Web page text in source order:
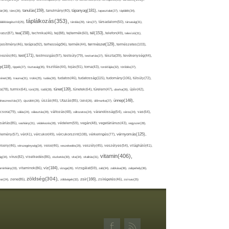
tánc(26), tanulás(159), tanulmány(40), tápanyag(181), tapasztalat(27), táplálék(34),
táplálkozás(353), tárolás(29), társ(27), társadalom(50), társaság(31),
tea(158), technika(46), tej(88), tejtermék(60), tél(153), telefon(49), televízió(31),
terápia(92), terhesség(96), termék(44), természet(129), természetes(103),
test(171), testmozgás(97), testsúly(79), testtartás(27), tészta(39), tevékenység(44),
tippek(27), tisztaság(35), tisztítás(44), tojás(91), torna(43), torokfájás(32), törődés(27),
trauma(31), trükk(25), tudás(30), tudatos(46), tudatosság(115), tudomány(106), túlsúly(72),
turmix(64), túró(29), tüdő(28), tünet(139), tünetek(64), türelem(47), uborka(26), újév(42),
újszülött(26), úszás(46), Utazás(85), Üdítő(26), ülőmunka(27), ünnep(148),
válás(24), választás(29), változás(48), változatos(24), várandósság(54), város(24), vas(64),
vashiány(31), védekezés(28), védelem(59), vegán(48), vegetáriánus(43), vegyszer(28),
vér(41), vércukor(49), vércukorszint(108), vérkeringés(77), vérnyomás(125),
vérszegénység(34), vese(46), veszekedés(29), veszély(45), veszélyes(54), világháló(41),
vírus(82), viselkedés(86), viszketés(30), vita(34), vitalitás(31), vitamin(406),
vitaminok(86), víz(184), vizsga(26), vizsgálat(59), zab(34), zabkása(36), zabpehely(36),
zene(85), zöldség(304), zöldségek(32), zsír(166), zsírégetés(46), zsírsav(25)